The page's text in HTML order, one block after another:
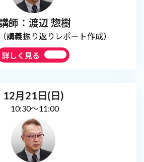
師：渡辺 惣樹
講義振り返りレポート作成）
詳しく見る
12月21日(日)
10:30～11:00